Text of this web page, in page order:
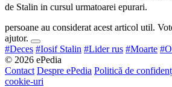
de Stalin in cursul urmatoarei epurari.
persoane au considerat acest articol util.
ajutor.
#Deces #Iosif Stalin #Lider rus #Moarte
© 2026 ePedia
Contact Despre ePedia Politică de
cookie-uri